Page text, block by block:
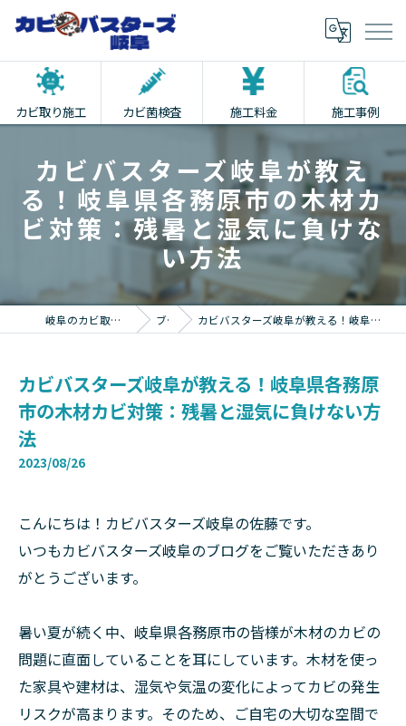
カビ取り施工 カビ菌検査 施工料金 施工事例
カビバスターズ岐阜が教え
る！岐阜県各務原市の木材カ
ビ対策：残暑と湿気に負けな
い方法
岐阜のカビ取りならカビバスターズ岐阜 ブログ カビバスターズ岐阜が教える！岐阜県各務原市の木材カビ対策：残暑と湿気に負けない方法
カビバスターズ岐阜が教える！岐阜県各務原
市の木材カビ対策：残暑と湿気に負けない方
法
2023/08/26
こんにちは！カビバスターズ岐阜の佐藤です。
いつもカビバスターズ岐阜のブログをご覧いただきあり
がとうございます。
暑い夏が続く中、岐阜県各務原市の皆様が木材のカビの
問題に直面していることを耳にしています。木材を使っ
た家具や建材は、湿気や気温の変化によってカビの発生
リスクが高まります。そのため、ご自宅の大切な空間で